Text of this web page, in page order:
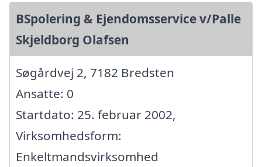
BSpolering & Ejendomsservice v/Palle
Skjeldborg Olafsen
Søgårdvej 2, 7182 Bredsten
Ansatte: 0
Startdato: 25. februar 2002,
Virksomhedsform:
Enkeltmandsvirksomhed